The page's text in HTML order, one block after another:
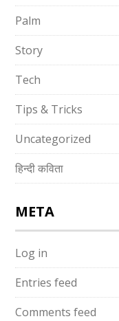
Palm
Story
Tech
Tips & Tricks
Uncategorized
हिन्दी कविता
META
Log in
Entries feed
Comments feed